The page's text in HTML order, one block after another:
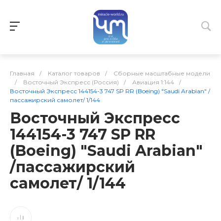
Главная / Каталог товаров /
Сборные масштабные модели
/
Восточный Экспресс (Россия) / Авиация 1:144
/
Восточный Экспресс 144154-3 747 SP RR (Boeing) "Saudi Arabian" /
пассажирский самолет/ 1/144
Восточный Экспресс
144154-3 747 SP RR
(Boeing) "Saudi Arabian"
/пассажирский
самолет/ 1/144